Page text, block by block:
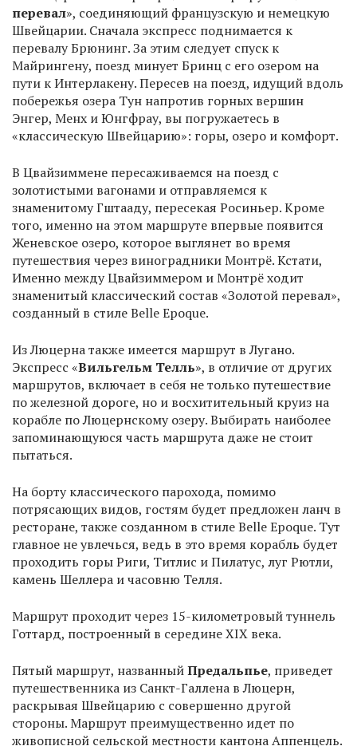
перевал», соединяющий французскую и немецкую
Швейцарии. Сначала экспресс поднимается к
перевалу Брюнинг. За этим следует спуск к
Майрингену, поезд минует Бринц с его озером на
пути к Интерлакену. Пересев на поезд, идущий вдоль
побережья озера Тун напротив горных вершин
Энгер, Менх и Юнгфрау, вы погружаетесь в
«классическую Швейцарию»: горы, озеро и комфорт.
В Цвайзиммене пересаживаемся на поезд с
золотистыми вагонами и отправляемся к
знаменитому Гштааду, пересекая Росиньер. Кроме
того, именно на этом маршруте впервые появится
Женевское озеро, которое выглянет во время
путешествия через виноградники Монтрё. Кстати,
Именно между Цвайзиммером и Монтрё ходит
знаменитый классический состав «Золотой перевал»,
созданный в стиле Belle Epoque.
Из Люцерна также имеется маршрут в Лугано.
Экспресс «Вильгельм Телль», в отличие от других
маршрутов, включает в себя не только путешествие
по железной дороге, но и восхитительный круиз на
корабле по Люцернскому озеру. Выбирать наиболее
запоминающуюся часть маршрута даже не стоит
пытаться.
На борту классического парохода, помимо
потрясающих видов, гостям будет предложен ланч в
ресторане, также созданном в стиле Belle Epoque. Тут
главное не увлечься, ведь в это время корабль будет
проходить горы Риги, Титлис и Пилатус, луг Рютли,
камень Шеллера и часовню Телля.
Маршрут проходит через 15-километровый туннель
Готтард, построенный в середине XIX века.
Пятый маршрут, названныйПредальпье, приведет
путешественника из Санкт-Галлена в Люцерн,
раскрывая Швейцарию с совершенно другой
стороны. Маршрут преимущественно идет по
живописной сельской местности кантона Аппенцель.